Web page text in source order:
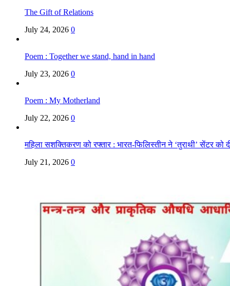
The Gift of Relations
July 24, 2026 0
Poem : Together we stand, hand in hand
July 23, 2026 0
Poem : My Motherland
July 22, 2026 0
महिला सशक्तिकरण को रफ्तार : भारत-फिलिस्तीन ने ‘तुराथी’ सेंटर को
July 21, 2026 0